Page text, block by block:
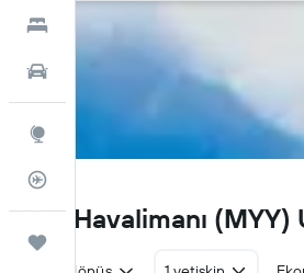
Oteller
Explore
MYY
Miri Havalimanı